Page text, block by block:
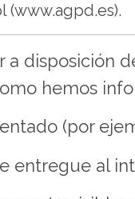
(www.agpd.es).
disposición
hemos
(por
al